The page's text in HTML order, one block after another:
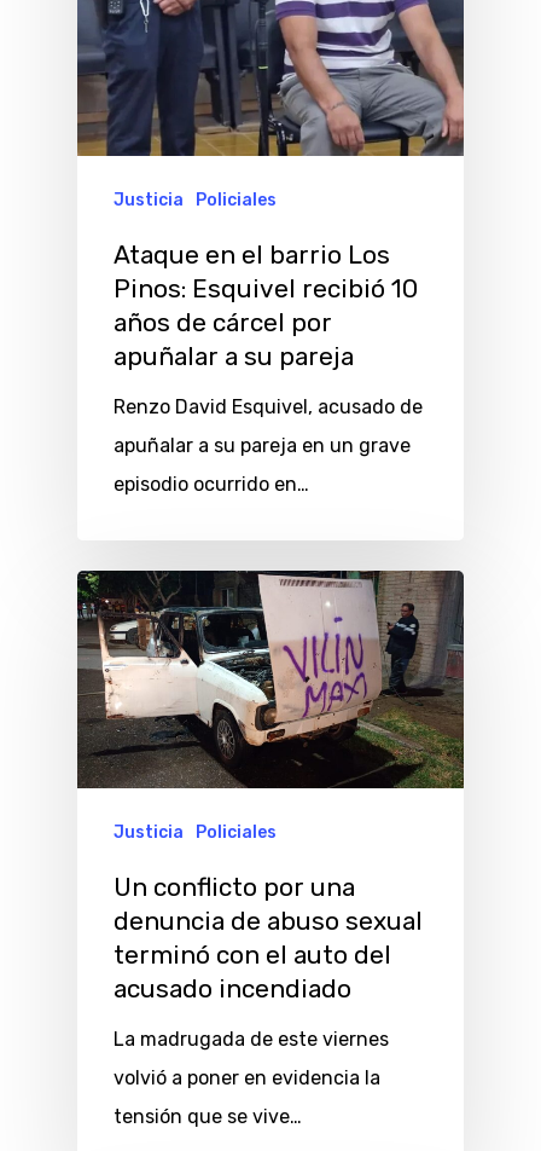
Justicia Policiales
Ataque en el barrio Los
Pinos: Esquivel recibió 10
años de cárcel por
apuñalar a su pareja
Renzo David Esquivel, acusado de
apuñalar a su pareja en un grave
episodio ocurrido en…
Justicia Policiales
Un conflicto por una
denuncia de abuso sexual
terminó con el auto del
acusado incendiado
La madrugada de este viernes
volvió a poner en evidencia la
tensión que se vive…